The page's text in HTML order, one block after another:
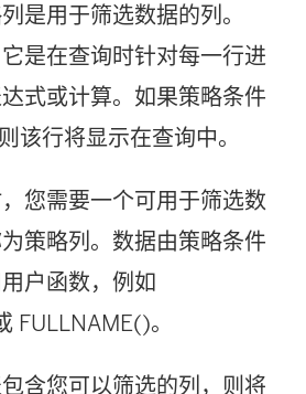
是用于筛选数据的列。
是在查询时针对每一行进
式或计算。如果策略条件
该行将显示在查询中。
您需要一个可用于筛选数
策略列。数据由策略条件
户函数，例如
FULLNAME()。
含您可以筛选的列，则将